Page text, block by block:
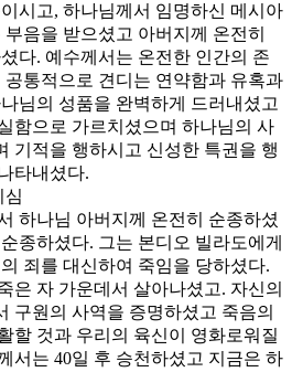
시고, 하나님께서 임명하신 메시아
음을 받으셨고 아버지께 온전히
다. 예수께서는 온전한 인간의 존
통적으로 견디는 연약함과 유혹과
님의 성품을 완벽하게 드러내셨고
함으로 가르치셨으며 하나님의 사
기적을 행하시고 신성한 특권을 행
타내셨다.
심
하나님 아버지께 온전히 순종하셨
종하셨다. 그는 본디오 빌라도에게
죄를 대신하여 죽임을 당하셨다.
은 자 가운데서 살아나셨고. 자신의
구원의 사역을 증명하셨고 죽음의
할 것과 우리의 육신이 영화로워질
서는 40일 후 승천하셨고 지금은 하